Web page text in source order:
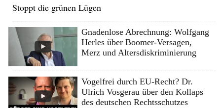
Stoppt die grünen Lügen
Gnadenlose Abrechnung: Wolfgang
Herles über Boomer-Versagen,
Merz und Altersdiskriminierung
Vogelfrei durch EU-Recht? Dr.
Ulrich Vosgerau über den Kollaps
des deutschen Rechtsschutzes